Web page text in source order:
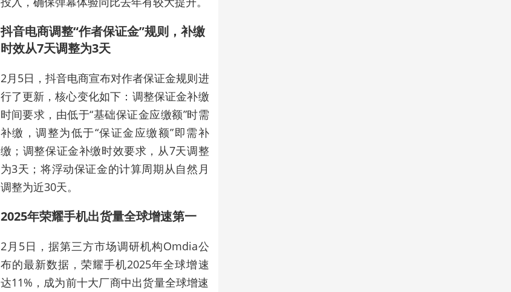
抖音电商调整“作者保证金”规则，补缴
时效从7天调整为3天
2月5日，抖音电商宣布对作者保证金规则进
行了更新，核心变化如下：调整保证金补缴
时间要求，由低于“基础保证金应缴额”时需
补缴，调整为低于“保证金应缴额”即需补
缴；调整保证金补缴时效要求，从7天调整
为3天；将浮动保证金的计算周期从自然月
调整为近30天。
2025年荣耀手机出货量全球增速第一
2月5日，据第三方市场调研机构Omdia公
布的最新数据，荣耀手机2025年全球增速
达11%，成为前十大厂商中出货量全球增速